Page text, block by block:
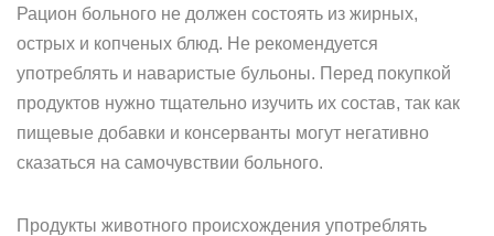
Рацион больного не должен состоять из жирных,
острых и копченых блюд. Не рекомендуется
употреблять и наваристые бульоны. Перед покупкой
продуктов нужно тщательно изучить их состав, так как
пищевые добавки и консерванты могут негативно
сказаться на самочувствии больного.
Продукты животного происхождения употреблять